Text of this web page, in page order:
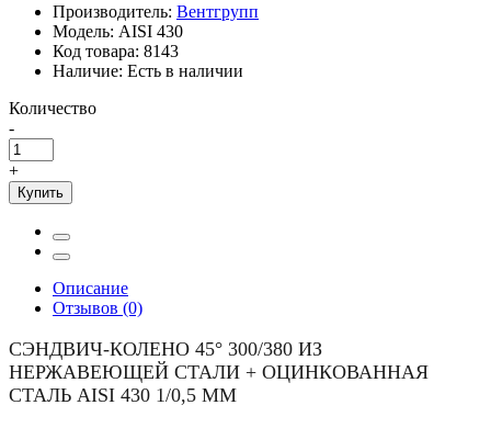
Производитель: Вентгрупп
Модель: AISI 430
Код товара: 8143
Наличие: Есть в наличии
Количество
-
+
Купить
Описание
Отзывов (0)
СЭНДВИЧ-КОЛЕНО 45° 300/380 ИЗ
НЕРЖАВЕЮЩЕЙ СТАЛИ + ОЦИНКОВАННАЯ
СТАЛЬ AISI 430 1/0,5 ММ